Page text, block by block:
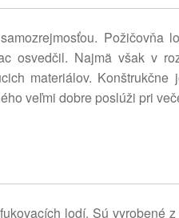
Požičovňa
osvedčil. Najmä však v
materiálov.
veľmi dobre poslúži pri
lodí. Sú vyrobené